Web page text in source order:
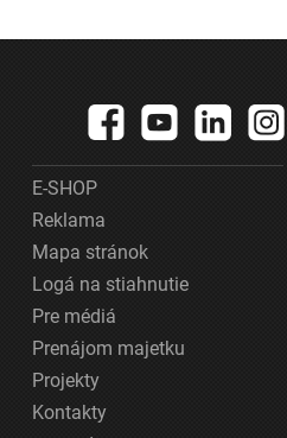
E-SHOP
Reklama
Mapa stránok
Logá na stiahnutie
Pre médiá
Prenájom majetku
Projekty
Kontakty